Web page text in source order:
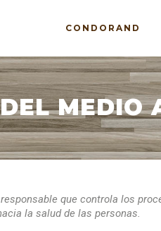
CONDORAND
MEDIO
que controla los
la salud de las personas.